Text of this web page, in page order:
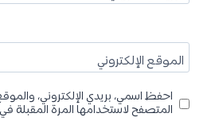
الموقع الإلكتروني
احفظ اسمي، بريدي الإلكتروني،
المتصفح لاستخدامها المرة المقبلة